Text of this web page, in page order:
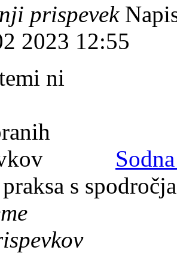
prispevek
2023 12:55
praksa s